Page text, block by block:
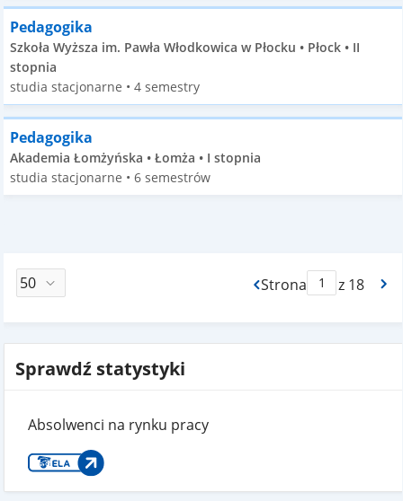
Pedagogika
Szkoła Wyższa im. Pawła Włodkowica w Płocku • Płock • II
stopnia
studia stacjonarne • 4 semestry
Pedagogika
Akademia Łomżyńska • Łomża • I stopnia
studia stacjonarne • 6 semestrów
Strona
Max Stronaz 18
Sprawdź statystyki
Absolwenci na rynku pracy